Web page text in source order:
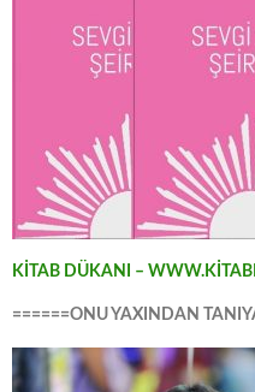
KİTAB DÜKANI –
======ONU YAXINDAN